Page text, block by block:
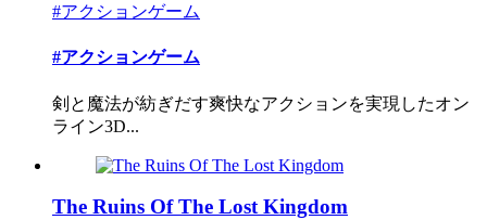
#アクションゲーム
#アクションゲーム
剣と魔法が紡ぎだす爽快なアクションを実現したオン
ライン3D...
The Ruins Of The Lost Kingdom